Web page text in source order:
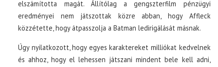
elszámította magát. Állítólag a gengszterfilm pénzügyi
eredményei nem játszottak közre abban, hogy Affleck
közzétette, hogy átpasszolja a Batman ledirigálását másnak.
Úgy nyilatkozott, hogy egyes karaktereket milliókat kedvelnek
és ahhoz, hogy el lehessen játszani mindent bele kell adni,